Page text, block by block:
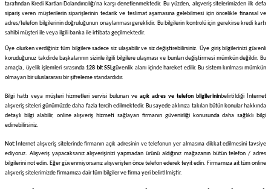
Pipetler
Quartz Krozeler
Şişeler
Soğutucular
Vakum Süzme Seti
tarafından Kredi Kartları Dolandırıcılığı'na karşı denetlenmektedir. Bu yüzden, alışveriş sitelerimizden ilk defa
sipariş veren müşterilerin siparişlerinin tedarik ve teslimat aşamasına gelebilmesi için öncelikle finansal ve
adres/telefon bilgilerinin doğruluğunun onaylanması gereklidir. Bu bilgilerin kontrolü için gerekirse kredi kartı
sahibi müşteri ile veya ilgili banka ile irtibata geçilmektedir.
Üye olurken verdiğiniz tüm bilgilere sadece siz ulaşabilir ve siz değiştirebilirsiniz. Üye giriş bilgilerinizi güvenli
koruduğunuz takdirde başkalarının sizinle ilgili bilgilere ulaşması ve bunları değiştirmesi mümkün değildir. Bu
amaçla, üyelik işlemleri sırasında 128 bit SSLgüvenlik alanı içinde hareket edilir. Bu sistem kırılması mümkün
olmayan bir uluslararası bir şifreleme standardıdır.
Bilgi hattı veya müşteri hizmetleri servisi bulunan ve açık adres ve telefon bilgilerininbelirtildiği İnternet
alışveriş siteleri günümüzde daha fazla tercih edilmektedir. Bu sayede aklınıza takılan bütün konular hakkında
detaylı bilgi alabilir, online alışveriş hizmeti sağlayan firmanın güvenirliği konusunda daha sağlıklı bilgi
edinebilirsiniz.
Not: İnternet alışveriş sitelerinde firmanın açık adresinin ve telefonun yer almasına dikkat edilmesini tavsiye
ediyoruz. Alışveriş yapacaksanız alışverişinizi yapmadan ürünü aldığınız mağazanın bütün telefon / adres
bilgilerini not edin. Eğer güvenmiyorsanız alışverişten önce telefon ederek teyit edin. Firmamıza ait tüm online
alışveriş sitelerimizde firmamıza dair tüm bilgiler ve firma yeri belirtilmiştir.